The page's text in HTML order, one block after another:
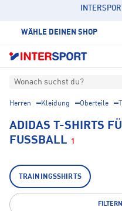
WÄHLE DEINEN SHOP
Wonach suchst du?
Herren Kleidung Oberteile
ADIDAS T-SHIRTS
FUSSBALL
1
TRAININGSSHIRTS